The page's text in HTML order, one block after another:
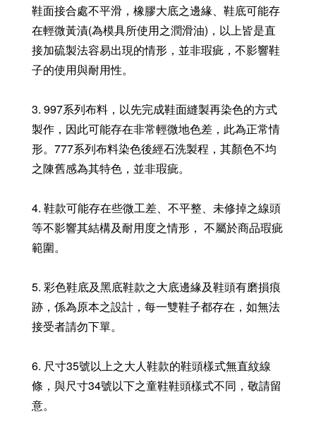
鞋面接合處不平滑，橡膠大底之邊緣、鞋底可能存
在輕微黃漬(為模具所使用之潤滑油)，以上皆是直
接加硫製法容易出現的情形，並非瑕疵，不影響鞋
子的使用與耐用性。
3. 997系列布料，以先完成鞋面縫製再染色的方式
製作，因此可能存在非常輕微地色差，此為正常情
形。777系列布料染色後經石洗製程，其顏色不均
之陳舊感為其特色，並非瑕疵。
4. 鞋款可能存在些微工差、不平整、未修掉之線頭
等不影響其結構及耐用度之情形， 不屬於商品瑕疵
範圍。
5. 彩色鞋底及黑底鞋款之大底邊緣及鞋頭有磨損痕
跡，係為原本之設計，每一雙鞋子都存在，如無法
接受者請勿下單。
6. 尺寸35號以上之大人鞋款的鞋頭樣式無直紋線
條，與尺寸34號以下之童鞋鞋頭樣式不同，敬請留
意。